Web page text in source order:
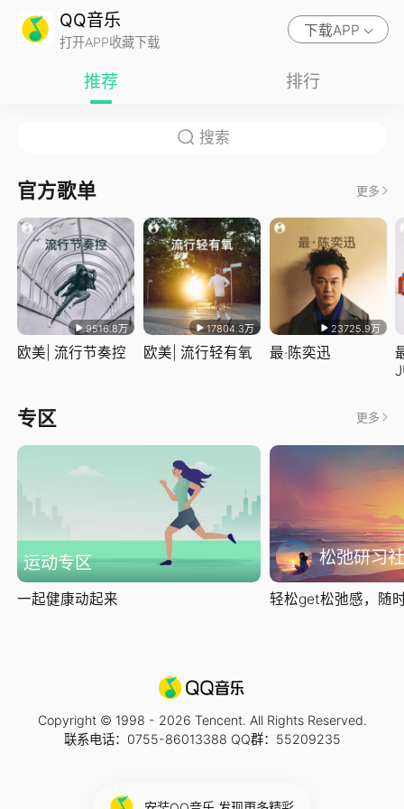
QQ音乐
打开APP收藏下载
下载APP
推荐 排行
官方歌单 更多
9516.8万
欧美| 流行节奏控
17804.3万
欧美| 流行轻有氧
23725.9万
最·陈奕迅
专区 更多
运动专区
一起健康动起来
松弛研习社
轻松get松弛感，随
Copyright © 1998 - 2026 Tencent. All Rights Reserved.
联系电话：0755-86013388 QQ群：55209235